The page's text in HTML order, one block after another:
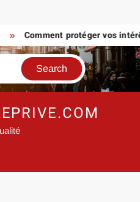
Comment protéger vos intérêts